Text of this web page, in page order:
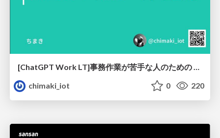
[ChatGPT Work LT]事務作業が苦手な人のための バックオフィスの「半」自動化
chimaki_iot
0 220